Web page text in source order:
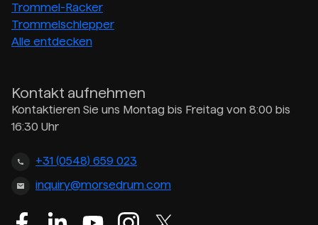
Trommel-Racker
Trommelschlepper
Alle entdecken
Kontakt aufnehmen
Kontaktieren Sie uns Montag bis Freitag von 8:00 bis
16:30 Uhr
+31 (0548) 659 023
inquiry@morsedrum.com